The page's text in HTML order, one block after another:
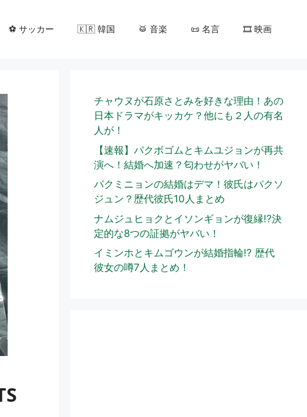
⚽ サッカー 🇰🇷 韓国 🥁 音楽 📜 名言 🎞️ 映画
チャウヌが石原さとみを好きな理由！あの
日本ドラマがキッカケ？他にも２人の有名
人が！
【速報】パクボゴムとキムユジョンが再共
演へ！結婚へ加速？匂わせがヤバい！
パクミニョンの結婚はデマ！彼氏はパクソ
ジュン？歴代彼氏10人まとめ
ナムジュヒョクとイソンギョンが復縁!?決
定的な8つの証拠がヤバい！
イミンホとキムゴウンが結婚指輪!? 歴代
彼女の噂7人まとめ！